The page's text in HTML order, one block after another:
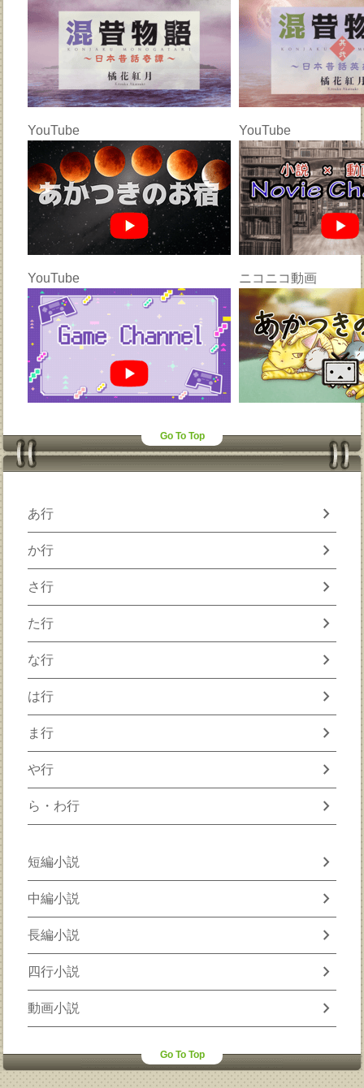
YouTube YouTube
YouTube ニコニコ動画
Go To Top
あ行 chevron_right
か行 chevron_right
さ行 chevron_right
た行 chevron_right
な行 chevron_right
は行 chevron_right
ま行 chevron_right
や行 chevron_right
ら・わ行 chevron_right
短編小説 chevron_right
中編小説 chevron_right
長編小説 chevron_right
四行小説 chevron_right
動画小説 chevron_right
Go To Top